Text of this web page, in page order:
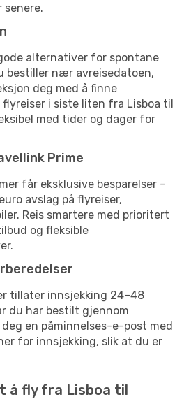
senere.
alternativer for spontane
bestiller nær avreisedatoen,
deg med å finne
i siste liten fra Lisboa til
med tider og dager for
Prime
får eksklusive besparelser –
avslag på flyreiser,
Reis smartere med prioritert
og fleksible
tillater innsjekking 24–48
du har bestilt gjennom
en påminnelses-e-post med
for innsjekking, slik at du er
å fly fra Lisboa til